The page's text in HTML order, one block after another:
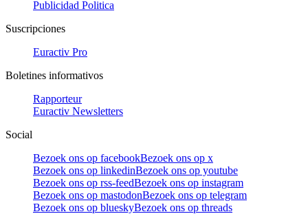
Publicidad Politica
Suscripciones
Euractiv Pro
Boletines informativos
Rapporteur
Euractiv Newsletters
Social
Bezoek ons op facebookBezoek ons op x
Bezoek ons op linkedinBezoek ons op youtube
Bezoek ons op rss-feedBezoek ons op instagram
Bezoek ons op mastodonBezoek ons op telegram
Bezoek ons op blueskyBezoek ons op threads